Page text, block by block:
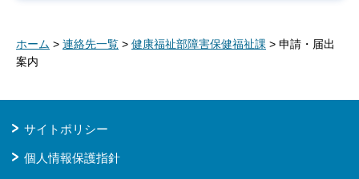
ホーム > 連絡先一覧 > 健康福祉部障害保健福祉課 > 申請・届出
案内
サイトポリシー
個人情報保護指針